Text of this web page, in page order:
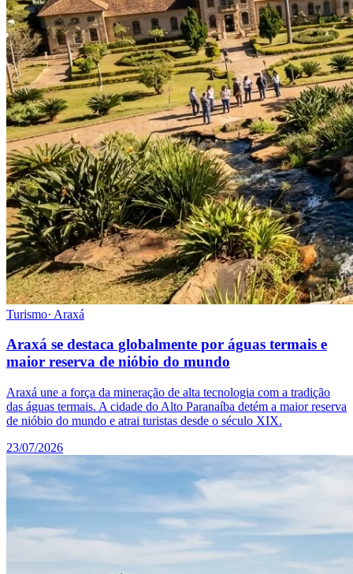
Turismo· Araxá
Araxá se destaca globalmente por águas termais e
maior reserva de nióbio do mundo
Araxá une a força da mineração de alta tecnologia com a tradição
das águas termais. A cidade do Alto Paranaíba detém a maior reserva
de nióbio do mundo e atrai turistas desde o século XIX.
23/07/2026